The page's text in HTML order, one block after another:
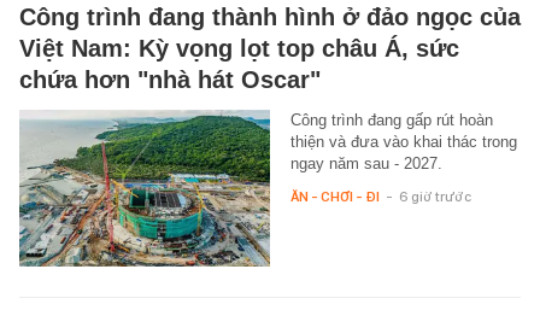
Công trình đang thành hình ở đảo ngọc của
Việt Nam: Kỳ vọng lọt top châu Á, sức
chứa hơn "nhà hát Oscar"
Công trình đang gấp rút hoàn
thiện và đưa vào khai thác trong
ngay năm sau - 2027.
ĂN - CHƠI - ĐI - 6 giờ trước